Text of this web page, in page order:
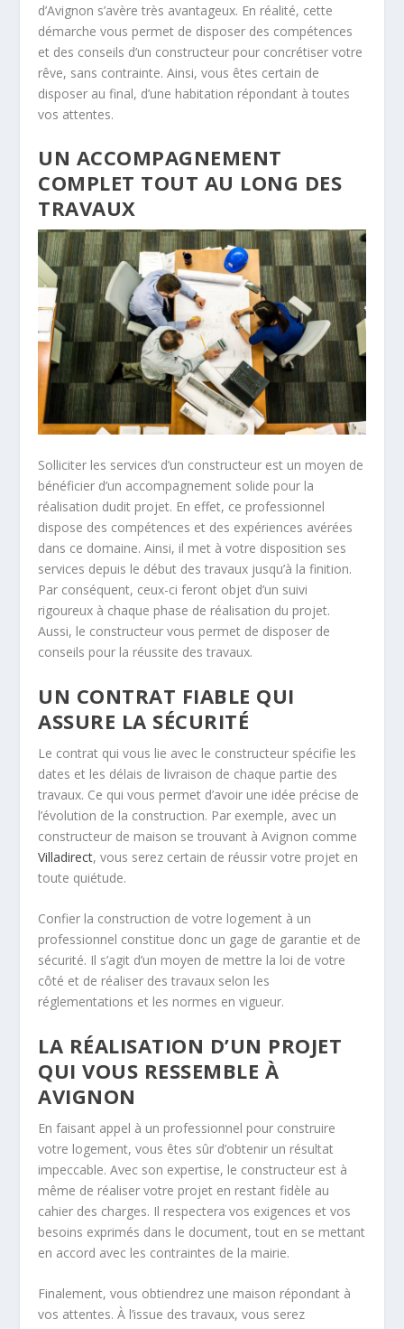
d’Avignon s’avère très avantageux. En réalité, cette
démarche vous permet de disposer des compétences
et des conseils d’un constructeur pour concrétiser votre
rêve, sans contrainte. Ainsi, vous êtes certain de
disposer au final, d’une habitation répondant à toutes
vos attentes.
UN ACCOMPAGNEMENT
COMPLET TOUT AU LONG DES
TRAVAUX
Solliciter les services d’un constructeur est un moyen de
bénéficier d’un accompagnement solide pour la
réalisation dudit projet. En effet, ce professionnel
dispose des compétences et des expériences avérées
dans ce domaine. Ainsi, il met à votre disposition ses
services depuis le début des travaux jusqu’à la finition.
Par conséquent, ceux-ci feront objet d’un suivi
rigoureux à chaque phase de réalisation du projet.
Aussi, le constructeur vous permet de disposer de
conseils pour la réussite des travaux.
UN CONTRAT FIABLE QUI
ASSURE LA SÉCURITÉ
Le contrat qui vous lie avec le constructeur spécifie les
dates et les délais de livraison de chaque partie des
travaux. Ce qui vous permet d’avoir une idée précise de
l’évolution de la construction. Par exemple, avec un
constructeur de maison se trouvant à Avignon comme
Villadirect, vous serez certain de réussir votre projet en
toute quiétude.
Confier la construction de votre logement à un
professionnel constitue donc un gage de garantie et de
sécurité. Il s’agit d’un moyen de mettre la loi de votre
côté et de réaliser des travaux selon les
réglementations et les normes en vigueur.
LA RÉALISATION D’UN PROJET
QUI VOUS RESSEMBLE À
AVIGNON
En faisant appel à un professionnel pour construire
votre logement, vous êtes sûr d’obtenir un résultat
impeccable. Avec son expertise, le constructeur est à
même de réaliser votre projet en restant fidèle au
cahier des charges. Il respectera vos exigences et vos
besoins exprimés dans le document, tout en se mettant
en accord avec les contraintes de la mairie.
Finalement, vous obtiendrez une maison répondant à
vos attentes. À l’issue des travaux, vous serez